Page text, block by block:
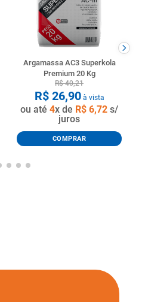
Argamassa AC3 Superkola
Premium 20 Kg
R$ 40,21
R$ 26,90à vista
ou até 4x de R$ 6,72 s/
juros
COMPRAR